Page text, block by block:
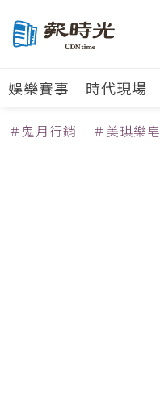
娛樂賽事 時代現場
＃鬼月行銷 ＃美琪樂皂